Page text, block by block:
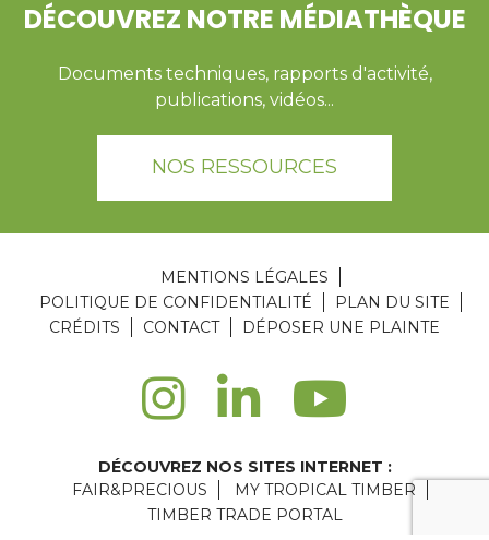
DÉCOUVREZ NOTRE MÉDIATHÈQUE
Documents techniques, rapports d'activité,
publications, vidéos...
NOS RESSOURCES
MENTIONS LÉGALES
POLITIQUE DE CONFIDENTIALITÉ
PLAN DU SITE
CRÉDITS
CONTACT DÉPOSER UNE PLAINTE
DÉCOUVREZ NOS SITES INTERNET :
FAIR&PRECIOUS
MY TROPICAL TIMBER
TIMBER TRADE PORTAL